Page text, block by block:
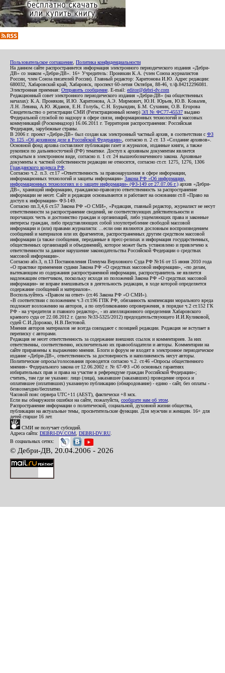
Пользовательское соглашение Политика конфиденциальности
На данном сайте распространяется информация электронного периодического издания «Дебри-
ДВ» со знаком «Дебри-ДВ». 16+ Учредитель: Пронякин К.А. (член Союза журналистов
России, член Союза писателей России). Главный редактор: Харитонова И.Ю. Адрес редакции:
680032, Хабаровский край, Хабаровск, проспект 60-летия Октября, 88-46, т./ф.84212296081.
Электронная приемная: Отправить сообщение . E-mail: editor@debri-dv.com
Редакционный совет электронного периодического издания «Дебри-ДВ» (на общественных
началах): К.А. Пронякин, И.Ю. Харитонова, А.Э. Мирмович, Ю.Н. Юрьев, Ю.В. Ковалев,
Л.Н. Левина, А.Ю. Жданов, Е.Н. Голубь, С.Н. Бурындин, Б.М. Сухинин, О.В. Егорова
Свидетельство о регистрации СМИ (Регистрационный номер) ЭЛ № ФС77-45537 выдано
Федеральной службой по надзору в сфере связи, информационных технологий и массовых
коммуникаций (Роскомнадзор) 16.06.2011 г. Территория распространения: Российская
Федерация, зарубежные страны.
В 2006 г. проект «Дебри-ДВ» был создан как электронный частный архив, в соответствии с ФЗ
№ 125 «Об архивном деле в Российской Федерации» , согласно п. 2 ст. 13 «Создание архивов».
Основной фонд архива составляют публикации газет и журналов, изданные книги, а также
рукописи по дальневосточной (РФ) тематике. Доступ к архивным документам является
открытым в электронном виде, согласно п. 1 ст. 24 вышеобозначенного закона. Архивные
документы к частной собственности редакции не относятся, согласно ст.ст. 1275, 1276, 1306
Гражданского кодекса РФ
Согласно ч.2. п.3. ст.17 «Ответственность за правонарушения в сфере информации,
информационных технологий и защиты информации» Закона РФ «Об информации,
информационных технологиях и о защите информации» (ФЗ-149 от 27.07.06 г.) архив «Дебри-
ДВ», хранящий информацию, гражданско-правовую ответственность за распространение
информации не несет. Сайт и редакция основываются и работают на основании ст.8 «Право на
доступ к информации» ФЗ-149.
Согласно пп.3,4,6 ст.57 Закона РФ «О СМИ», «Редакция, главный редактор, журналист не несут
ответственности за распространение сведений, не соответствующих действительности и
порочащих честь и достоинство граждан и организаций, либо ущемляющих права и законные
интересы граждан, либо представляющих собой злоупотребление свободой массовой
информации и (или) правами журналиста: ...если они являются дословным воспроизведением
сообщений и материалов или их фрагментов, распространенных другим средством массовой
информации (а также сообщения, переданные в пресс-релизах и информация государственных,
общественных организаций и объединений), которое может быть установлено и привлечено к
ответственности за данное нарушение законодательства Российской Федерации о средствах
массовой информации».
Согласно абз.3, п.13 Постановления Пленума Верховного Суда РФ №16 от 15 июня 2010 года
«О практике применения судами Закона РФ «О средствах массовой информации», «по делам,
вытекающим из содержания распространенной информации, распространитель не является
надлежащим ответчиком, поскольку исходя из положений Закона РФ «О средствах массовой
информации» не вправе вмешиваться в деятельность редакции, в ходе которой определяется
содержание сообщений и материалов».
Воспользуйтесь «Правом на ответ» (ст.46 Закона РФ «О СМИ»).
«В соответствии с положением ч.3 ст.196 ГПК РФ, обязанность компенсации морального вреда
подлежит возложению на авторов, а по опубликованию опровержения, в порядке ч.2 ст.152 ГК
РФ - на учредителя и главного редактор», - из апелляционного определения Хабаровского
краевого суда от 22.08.2012 г. (дело №33-5325/2012) председательствующего И.И.Куликовой,
судей С.И.Дорожко, Н.В.Пестовой.
Мнения авторов материалов не всегда совпадают с позицией редакции. Редакция не вступает в
переписку с авторами.
Редакция не несет ответственность за содержание внешних ссылок и комментариев. За них
ответственны, соответственно, исключительно их правообладатели и авторы. Комментарии на
сайте приравнены к выражению мнения. Блоги и форум не входят в электронное периодическое
издание «Дебри-ДВ», ответственность за достоверность и наполняемость несут авторы.
Политические опросы/голосования проводятся согласно ч.2. ст.46 «Опросы общественного
мнения» Федерального закона от 12.06.2002 г. № 67-ФЗ «Об основных гарантиях
избирательных прав и права на участие в референдуме граждан Российской Федерации»;
считать, там где не указано: лицо (лица), заказавшее (заказавших) проведение опроса и
оплатившее (оплативших) указанную публикацию (обнародование) - едино - сайт, без оплаты -
безвозмездно/бесплатно.
Часовой пояс сервера UTC+11 (AEST), фактически +8 мск.
Если вы обнаружили ошибки на сайте, пожалуйста, сообщите нам об этом
Распространение информации о политической, социальной, духовной жизни общества,
публикации на актуальные темы, просветительские функции. Для мужчин и женщин. 16+ для
детей старше 16 лет.
СМИ не получает субсидий.
Адреса сайта: DEBRI-DV.COM DEBRI-DV.RU
В социальных сетях:
© Дебри-ДВ, 20.04.2006 - 2026